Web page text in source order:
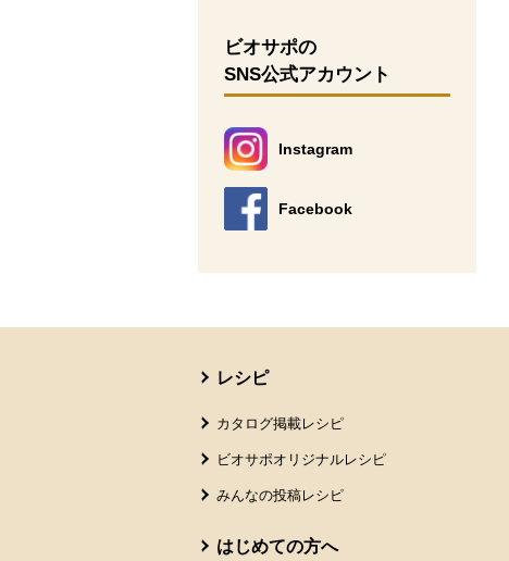
ビオサポの
SNS公式アカウント
Instagram
別のウィンドウで開きます。
Facebook
別のウィンドウで開きます。
レシピ
カタログ掲載レシピ
ビオサポオリジナルレシピ
みんなの投稿レシピ
はじめての方へ